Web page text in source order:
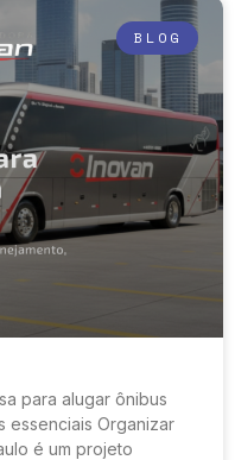
BLOG
para alugar ônibus
essenciais Organizar
é um projeto